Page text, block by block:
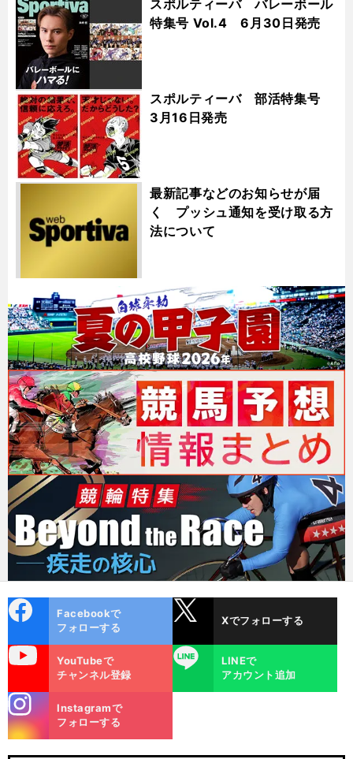
スポルティーバ バレーボール
特集号 Vol.4 6月30日発売
スポルティーバ 部活特集号
3月16日発売
最新記事などのお知らせが届
く プッシュ通知を受け取る方
法について
ok
Facebookで
フォローする
Xでフォローする
YouTubeで
チャンネル登録
LINE
LINEで
アカウント追加
m
Instagramで
フォローする